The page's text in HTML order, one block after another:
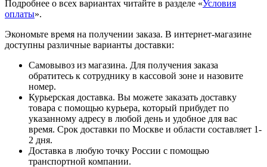
Подробнее о всех вариантах читайте в разделе «Условия
оплаты».
Экономьте время на получении заказа. В интернет-магазине
доступны различные варианты доставки:
Самовывоз из магазина. Для получения заказа
обратитесь к сотруднику в кассовой зоне и назовите
номер.
Курьерская доставка. Вы можете заказать доставку
товара с помощью курьера, который прибудет по
указанному адресу в любой день и удобное для вас
время. Срок доставки по Москве и области составляет 1-
2 дня.
Доставка в любую точку России с помощью
транспортной компании.